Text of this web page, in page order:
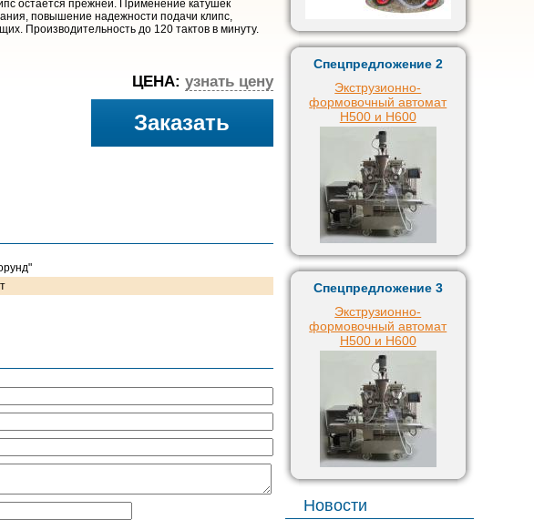
остается прежней. Применение катушек
повышение надежности подачи клипс,
Производительность до 120 тактов в минуту.
ЦЕНА: узнать цену
Заказать
Спецпредложение 2
Экструзионно-
формовочный автомат
H500 и H600
Спецпредложение 3
Экструзионно-
формовочный автомат
H500 и H600
Новости